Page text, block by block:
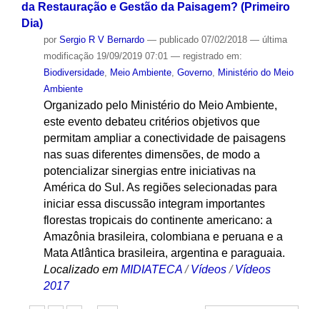
da Restauração e Gestão da Paisagem? (Primeiro
Dia)
por Sergio R V Bernardo — publicado07/02/2018 — última
modificação19/09/2019 07:01 — registrado em:
Biodiversidade, Meio Ambiente, Governo, Ministério do Meio
Ambiente
Organizado pelo Ministério do Meio Ambiente,
este evento debateu critérios objetivos que
permitam ampliar a conectividade de paisagens
nas suas diferentes dimensões, de modo a
potencializar sinergias entre iniciativas na
América do Sul. As regiões selecionadas para
iniciar essa discussão integram importantes
florestas tropicais do continente americano: a
Amazônia brasileira, colombiana e peruana e a
Mata Atlântica brasileira, argentina e paraguaia.
Localizado em MIDIATECA /Vídeos /Vídeos
2017